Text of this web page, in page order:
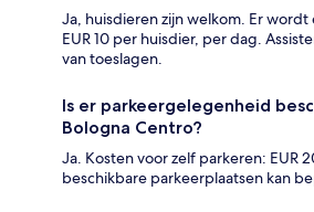
Ja, huisdieren zijn welkom. Er
EUR 10 per huisdier, per dag.
van toeslagen.
Is er parkeergelegenheid
Bologna Centro?
Ja. Kosten voor zelf parkeren: EUR
beschikbare parkeerplaatsen kan